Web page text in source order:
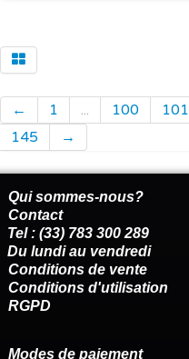
← 1 ... 100 101
145
→
Qui sommes-nous?
Contact
Tel : (33) 783 300 289
Du lundi au vendredi
Conditions de vente
Conditions d'utilisation
RGPD
Modes de paiement